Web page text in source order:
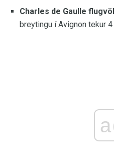
Charles de Gaulle
breytingu í Avignon tekur